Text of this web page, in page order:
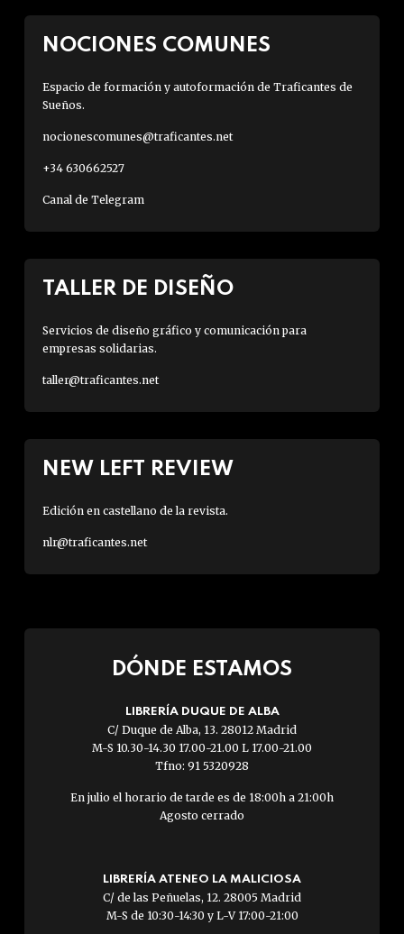
NOCIONES COMUNES
Espacio de formación y autoformación de Traficantes de
Sueños.
nocionescomunes@traficantes.net
+34 630662527
Canal de Telegram
TALLER DE DISEÑO
Servicios de diseño gráfico y comunicación para
empresas solidarias.
taller@traficantes.net
NEW LEFT REVIEW
Edición en castellano de la revista.
nlr@traficantes.net
DÓNDE ESTAMOS
LIBRERÍA DUQUE DE ALBA
C/ Duque de Alba, 13. 28012 Madrid
M-S 10.30-14.30 17.00-21.00 L 17.00-21.00
Tfno: 91 5320928
En julio el horario de tarde es de 18:00h a 21:00h
Agosto cerrado
LIBRERÍA ATENEO LA MALICIOSA
C/ de las Peñuelas, 12. 28005 Madrid
M-S de 10:30-14:30 y L-V 17:00-21:00